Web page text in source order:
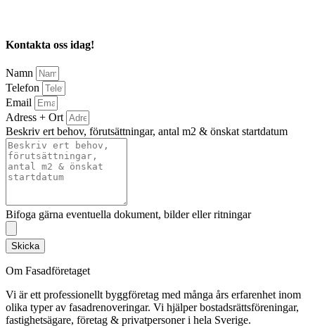
Kontakta oss idag!
Namn
Telefon
Email
Adress + Ort
Beskriv ert behov, förutsättningar, antal m2 & önskat startdatum
Bifoga gärna eventuella dokument, bilder eller ritningar
Skicka
Om Fasadföretaget
Vi är ett professionellt byggföretag med många års erfarenhet inom
olika typer av fasadrenoveringar. Vi hjälper bostadsrättsföreningar,
fastighetsägare, företag & privatpersoner i hela Sverige.